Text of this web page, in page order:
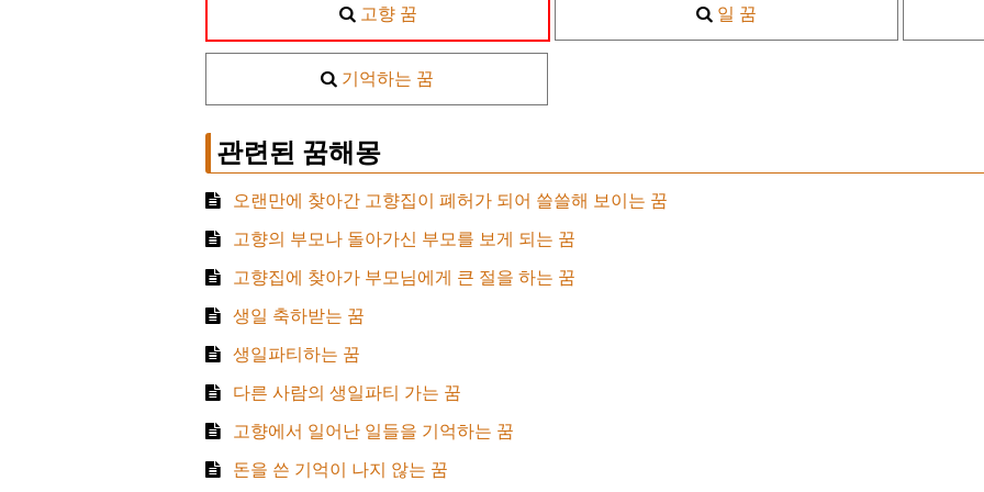
고향 꿈 일 꿈
기억하는 꿈
관련된 꿈해몽
오랜만에 찾아간 고향집이 폐허가 되어 쓸쓸해 보이는 꿈
고향의 부모나 돌아가신 부모를 보게 되는 꿈
고향집에 찾아가 부모님에게 큰 절을 하는 꿈
생일 축하받는 꿈
생일파티하는 꿈
다른 사람의 생일파티 가는 꿈
고향에서 일어난 일들을 기억하는 꿈
돈을 쓴 기억이 나지 않는 꿈